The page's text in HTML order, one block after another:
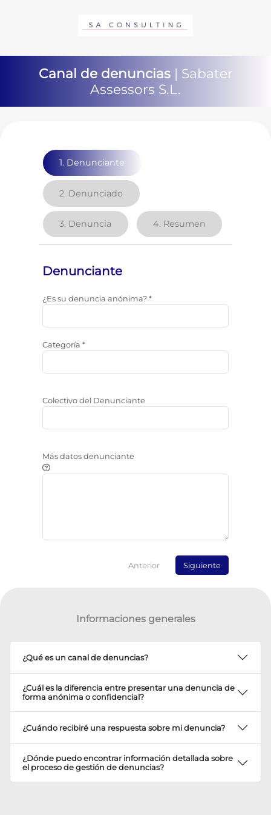
Canal de denuncias| Sabater
Assessors S.L.
1. Denunciante
2. Denunciado
3. Denuncia 4. Resumen
Denunciante
¿Es su denuncia anónima? *
Categoría *
Colectivo del Denunciante
Más datos denunciante
Observaciones a aportar sobre el denunciante. NOTA:
Anterior Siguiente
Informaciones generales
¿Qué es un canal de denuncias?
¿Cuál es la diferencia entre presentar una denuncia de
forma anónima o confidencial?
¿Cuándo recibiré una respuesta sobre mi denuncia?
¿Dónde puedo encontrar información detallada sobre
el proceso de gestión de denuncias?